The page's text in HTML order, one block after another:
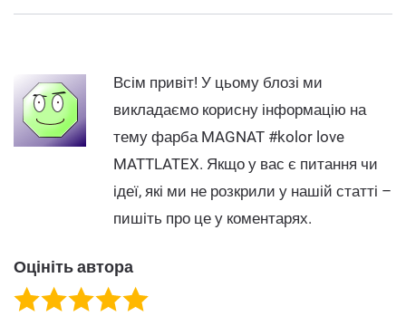
Всім привіт! У цьому блозі ми
викладаємо корисну інформацію на
тему фарба MAGNAT #kolor love​
MATTLATEX. Якщо у вас є питання чи
ідеї, які ми не розкрили у нашій статті –
пишіть про це у коментарях.
Оцініть автора